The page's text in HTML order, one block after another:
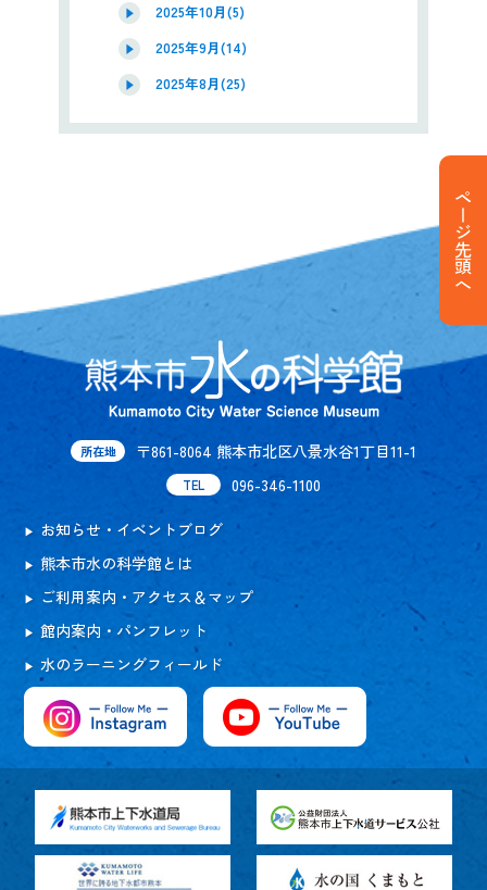
2025年10月(5)
2025年9月(14)
2025年8月(25)
ページ先頭へ
所在地 〒861-8064 熊本市北区八景水谷1丁目11-1
TEL 096-346-1100
お知らせ・イベントブログ
熊本市水の科学館とは
ご利用案内・アクセス＆マップ
館内案内・パンフレット
水のラーニングフィールド